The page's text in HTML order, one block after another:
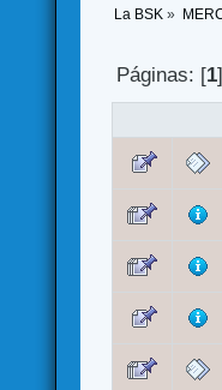
La BSK »
Páginas: [1]